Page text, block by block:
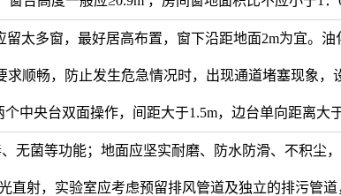
太多窗，最好居高布置，窗下沿距地面2m为宜。
顺畅，防止发生危急情况时，出现通道堵塞现象
中央台双面操作，间距大于1.5m，边台单向距离大于
无菌等功能；地面应坚实耐磨、防水防滑、不积尘
射，实验室应考虑预留排风管道及独立的排污管